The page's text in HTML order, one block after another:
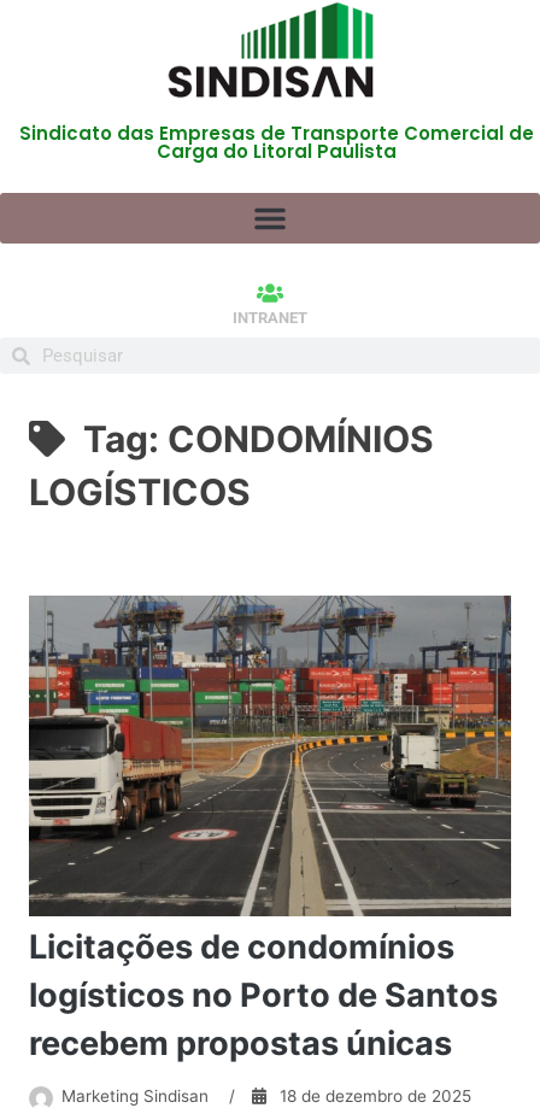
Sindicato das Empresas de Transporte Comercial de
Carga do Litoral Paulista
INTRANET
Tag: CONDOMÍNIOS
LOGÍSTICOS
Licitações de condomínios
logísticos no Porto de Santos
recebem propostas únicas
Marketing Sindisan /
18 de dezembro de 2025